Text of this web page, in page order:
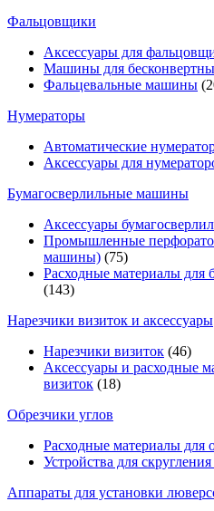
Фальцовщики
Аксессуары для
Машины для
Фальцевальные машины
Нумераторы
Автоматические
Аксессуары для
Бумагосверлильные машины
Аксессуары
Промышленные
машины) (75)
Расходные материалы для
(143)
Нарезчики визиток и аксессуары
Нарезчики визиток (46)
Аксессуары и расходные
визиток (18)
Обрезчики углов
Расходные материалы для
Устройства для скругления
Аппараты для установки